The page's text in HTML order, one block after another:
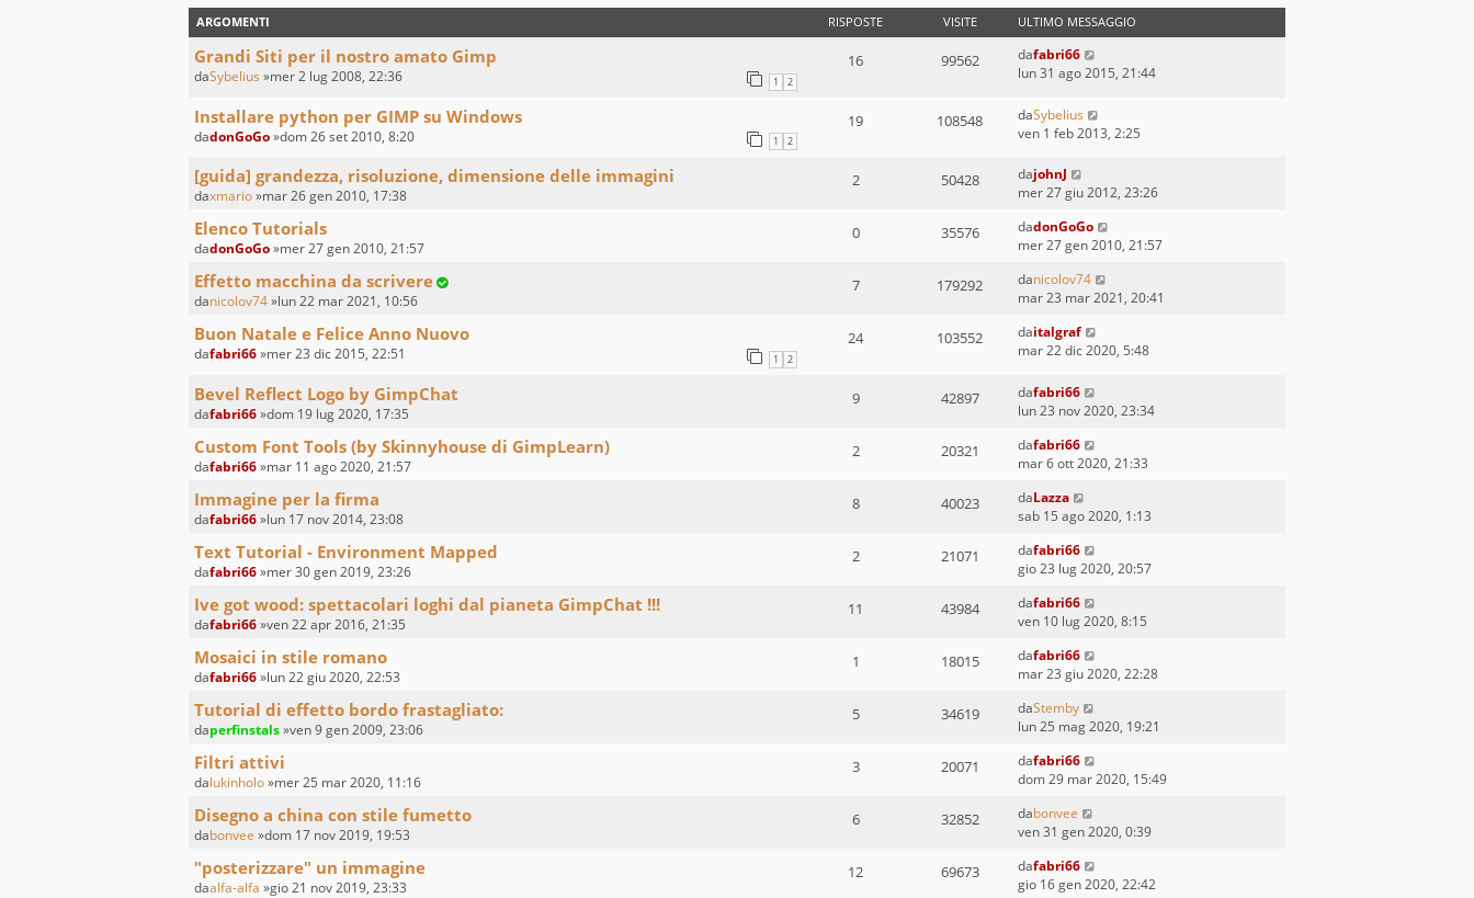
ARGOMENTI RISPOSTE VISITE ULTIMO MESSAGGIO
Grandi Siti per il nostro amato Gimp
daSybelius »mer 2 lug 2008, 22:36 1 2
16 99562 dafabri66
lun 31 ago 2015, 21:44
Installare python per GIMP su Windows
dadonGoGo»dom 26 set 2010, 8:20 1 2
19 108548 daSybelius
ven 1 feb 2013, 2:25
[guida] grandezza, risoluzione, dimensione delle immagini
daxmario»mar 26 gen 2010, 17:38
2 50428 dajohnJ
mer 27 giu 2012, 23:26
Elenco Tutorials
dadonGoGo»mer 27 gen 2010, 21:57
0 35576 dadonGoGo
mer 27 gen 2010, 21:57
Effetto macchina da scrivere
danicolov74»lun 22 mar 2021, 10:56
7 179292 danicolov74
mar 23 mar 2021, 20:41
Buon Natale e Felice Anno Nuovo
dafabri66»mer 23 dic 2015, 22:51 1 2
24 103552 daitalgraf
mar 22 dic 2020, 5:48
Bevel Reflect Logo by GimpChat
dafabri66»dom 19 lug 2020, 17:35
9 42897 dafabri66
lun 23 nov 2020, 23:34
Custom Font Tools (by Skinnyhouse di GimpLearn)
dafabri66»mar 11 ago 2020, 21:57
2 20321 dafabri66
mar 6 ott 2020, 21:33
Immagine per la firma
dafabri66»lun 17 nov 2014, 23:08
8 40023 daLazza
sab 15 ago 2020, 1:13
Text Tutorial - Environment Mapped
dafabri66»mer 30 gen 2019, 23:26
2 21071 dafabri66
gio 23 lug 2020, 20:57
Ive got wood: spettacolari loghi dal pianeta GimpChat !!!
dafabri66»ven 22 apr 2016, 21:35
11 43984 dafabri66
ven 10 lug 2020, 8:15
Mosaici in stile romano
dafabri66»lun 22 giu 2020, 22:53
1 18015 dafabri66
mar 23 giu 2020, 22:28
Tutorial di effetto bordo frastagliato:
daperfinstals»ven 9 gen 2009, 23:06
5 34619 daStemby
lun 25 mag 2020, 19:21
Filtri attivi
dalukinholo»mer 25 mar 2020, 11:16
3 20071 dafabri66
dom 29 mar 2020, 15:49
Disegno a china con stile fumetto
dabonvee »dom 17 nov 2019, 19:53
6 32852 dabonvee
ven 31 gen 2020, 0:39
"posterizzare" un immagine
daalfa-alfa »gio 21 nov 2019, 23:33
12 69673 dafabri66
gio 16 gen 2020, 22:42